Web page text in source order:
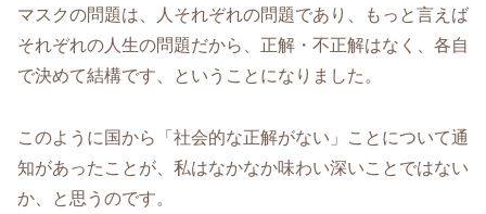
マスクの問題は、人それぞれの問題であり、もっと言えば
それぞれの人生の問題だから、正解・不正解はなく、各自
で決めて結構です、ということになりました。
このように国から「社会的な正解がない」ことについて通
知があったことが、私はなかなか味わい深いことではない
か、と思うのです。